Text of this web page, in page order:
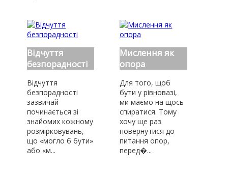
Відчуття
безпорадності
Відчуття
безпорадності
зазвичай
починається зі
знайомих кожному
розмірковувань,
що «могло б бути»
або «м...
Мислення як
опора
Для того, щоб
бути у рівновазі,
ми маємо на щось
спиратися. Тому
хочу ще раз
повернутися до
питання опор,
перед�...